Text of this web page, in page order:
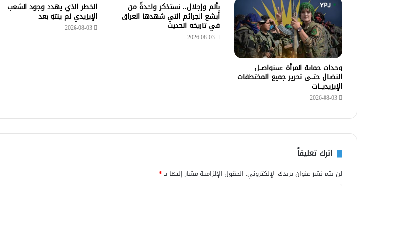
وحدات حماية المرأة :سنواصــل
النضـال حتــى تحرير جميع المختطفات
الإيزيديـــات
2026-08-03
بألم وإجلال.. نستذكر واحدةً من
أبشع الجرائم التي شهدها العراق
في تاريخه الحديث
2026-08-03
الخطر الذي يهدد وجود الشعب
الإيزيدي لم ينتهِ بعد
2026-08-03
اترك تعليقاً
لن يتم نشر عنوان بريدك الإلكتروني. الحقول الإلزامية مشار إليها بـ*